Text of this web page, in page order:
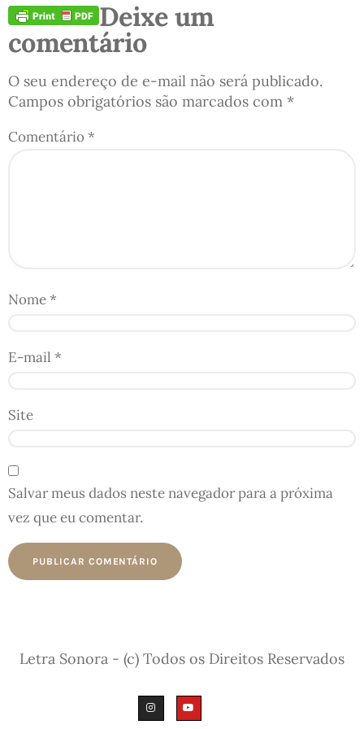
Deixe um
comentário
O seu endereço de e-mail não será publicado.
Campos obrigatórios são marcados com *
Comentário*
Nome*
E-mail *
Site
Salvar meus dados neste navegador para a próxima
vez que eu comentar.
Letra Sonora - (c) Todos os Direitos Reservados